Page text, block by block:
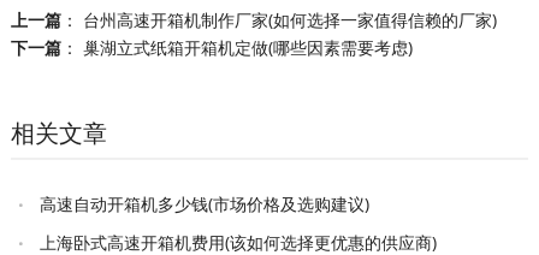
上一篇： 台州高速开箱机制作厂家(如何选择一家值得信赖的厂家)
下一篇： 巢湖立式纸箱开箱机定做(哪些因素需要考虑)
相关文章
高速自动开箱机多少钱(市场价格及选购建议)
上海卧式高速开箱机费用(该如何选择更优惠的供应商)